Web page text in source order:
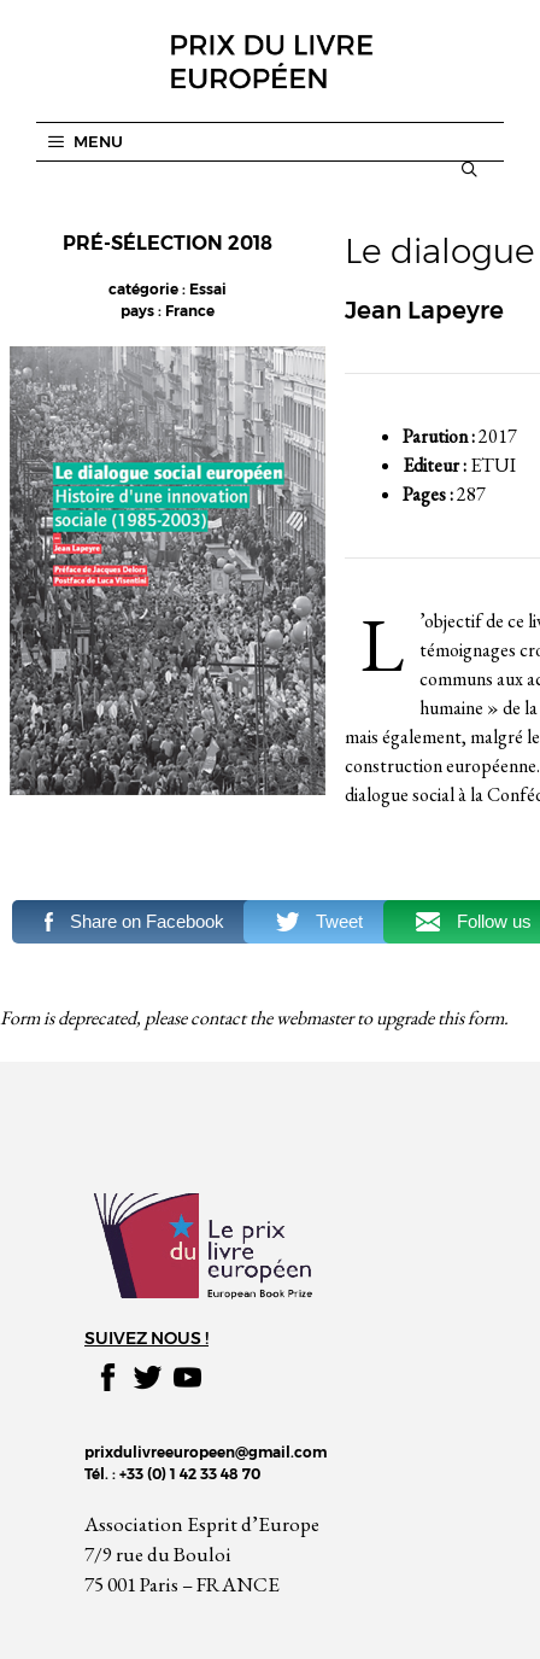
MENU
PRÉ-SÉLECTION 2018
catégorie : Essai
pays : France
Le
Jean Lapeyre
Parution :2017
Editeur :ETUI
Pages :287
L
’objectif de ce
témoignages
communs aux
humaine » de
mais également, malgré
construction
dialogue social à la
Share on Facebook Tweet Follow us
Form is deprecated, please contact the webmaster toupgradethis form.
SUIVEZ NOUS !
prixdulivreeuropeen@gmail.com
Tél. : +33 (0) 1 42 33 48 70
Association Esprit d’Europe
7/9 rue du Bouloi
75 001 Paris – FRANCE